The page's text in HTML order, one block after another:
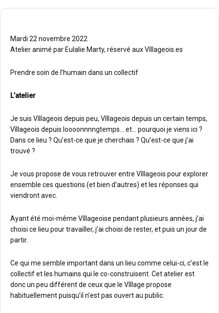
Mardi 22 novembre 2022
Atelier animé par Eulalie Marty, réservé aux Vîllageois.es
Prendre soin de l’humain dans un collectif
L’atelier
Je suis Vîllageois depuis peu, Vîllageois depuis un certain temps,
Vîllageois depuis loooonnnngtemps… et… pourquoi je viens ici ?
Dans ce lieu ? Qu’est-ce que je cherchais ? Qu’est-ce que j’ai
trouvé ?
Je vous propose de vous retrouver entre Vîllageois pour explorer
ensemble ces questions (et bien d’autres) et les réponses qui
viendront avec.
Ayant été moi-même Vîllageoise pendant plusieurs années, j’ai
choisi ce lieu pour travailler, j’ai choisi de rester, et puis un jour de
partir.
Ce qui me semble important dans un lieu comme celui-ci, c’est le
collectif et les humains qui le co-construisent. Cet atelier est
donc un peu différent de ceux que le Vîllage propose
habituellement puisqu’il n’est pas ouvert au public.